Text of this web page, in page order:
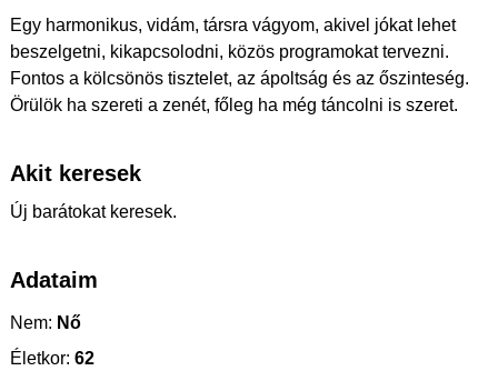
Egy harmonikus, vidám, társra vágyom, akivel jókat lehet
beszelgetni, kikapcsolodni, közös programokat tervezni.
Fontos a kölcsönös tisztelet, az ápoltság és az őszinteség.
Örülök ha szereti a zenét, főleg ha még táncolni is szeret. ️
Akit keresek
Új barátokat keresek.
Adataim
Nem: Nő
Életkor: 62